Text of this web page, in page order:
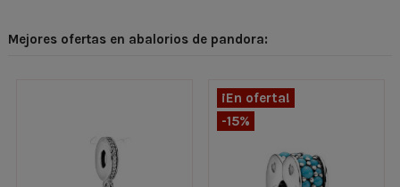
Mejores ofertas en abalorios de pandora:
¡En oferta!
-15%